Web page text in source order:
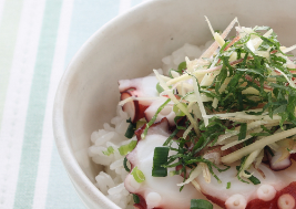
酢
お酢ドリンク
新商品一覧
キャンペーン情報
ブランド・スペシャルサイト
ブランド・スペシャルサイト トップ